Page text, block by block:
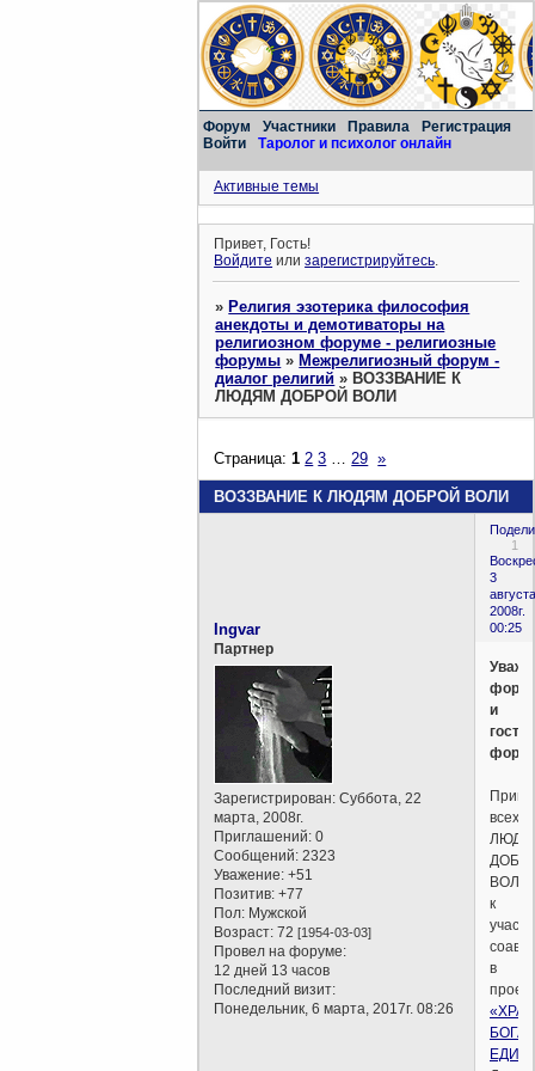
Форум Участники Правила
Регистрация
Войти
Таролог и психолог онлайн
Активные темы
Привет, Гость!
Войдите илизарегистрируйтесь.
»Религия эзотерика философия
анекдоты и демотиваторы на
религиозном форуме - религиозные
форумы »Межрелигиозный форум -
диалог религий »ВОЗЗВАНИЕ К
ЛЮДЯМ ДОБРОЙ ВОЛИ
ВОЗЗВАНИЕ К ЛЮДЯМ ДОБРОЙ ВОЛИ
Страница:1 2 3 29 »
1
3
2008г.
00:25
Ingvar
Партнер
Зарегистрирован: Суббота, 22
марта, 2008г.
Приглашений: 0
Сообщений: 2323
Уважение: +51
Позитив: +77
Пол: Мужской
Возраст: 72[1954-03-03]
Провел на форуме:
12 дней 13 часов
Последний визит:
Понедельник, 6 марта, 2017г. 08:26
и
гости
всех
ВОЛИ
к
в
БОГА